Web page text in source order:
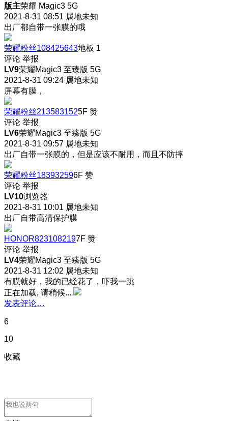
版主荣耀 Magic3 5G
2021-8-31 08:51 属地未知
出厂都自带一张膜的哦
荣耀粉丝108425643地板 1
评论 举报
LV9荣耀Magic3 至臻版 5G
2021-8-31 09:24 属地未知
屏幕有膜，
荣耀粉丝2135831525F 赞
评论 举报
LV6荣耀Magic3 至臻版 5G
2021-8-31 09:57 属地未知
出厂自带一张膜的，但是应该不耐用，而且不防摔
荣耀粉丝183932596F 赞
评论 举报
LV10浏览器
2021-8-31 10:01 属地未知
出厂自带高清保护膜
HONOR8231082197F 赞
评论 举报
LV4荣耀Magic3 至臻版 5G
2021-8-31 12:02 属地未知
有膜就好，我的已经花了，吓我一跳
正在加载, 请稍候...
发表评论…
6
10
收藏